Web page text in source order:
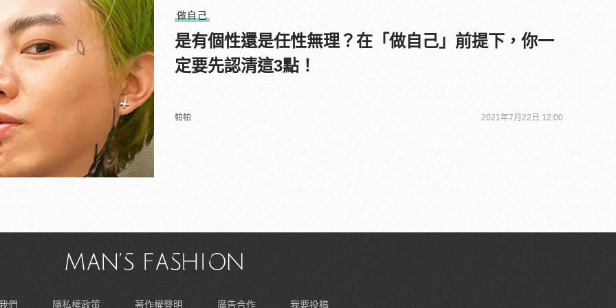
做自己
是有個性還是任性無理？在「做自己」前提下，你一
定要先認清這3點！
帕帕 2021年7月22日 12:00
們 隱私權政策 著作權聲明 廣告合作 我要投稿